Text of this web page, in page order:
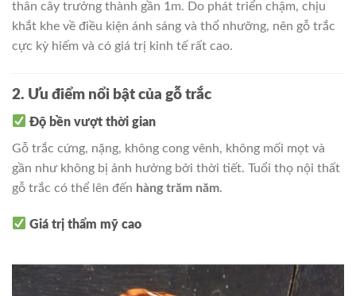
thân cây trưởng thành gần 1m. Do phát triển chậm, chịu
khắt khe về điều kiện ánh sáng và thổ nhưỡng, nên gỗ trắc
cực kỳ hiếm và có giá trị kinh tế rất cao.
2. Ưu điểm nổi bật của gỗ trắc
Độ bền vượt thời gian
Gỗ trắc cứng, nặng, không cong vênh, không mối mọt và
gần như không bị ảnh hưởng bởi thời tiết. Tuổi thọ nội thất
gỗ trắc có thể lên đến hàng trăm năm.
Giá trị thẩm mỹ cao